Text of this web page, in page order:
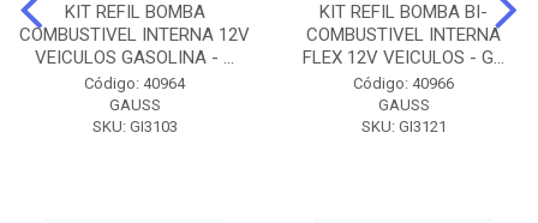
KIT REFIL BOMBA
COMBUSTIVEL INTERNA 12V
VEICULOS GASOLINA - ...
Código: 40964
GAUSS
SKU: GI3103
KIT REFIL BOMBA BI-
COMBUSTIVEL INTERNA
FLEX 12V VEICULOS - G...
Código: 40966
GAUSS
SKU: GI3121